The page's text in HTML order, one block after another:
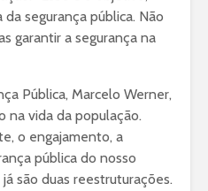
segurança pública. Não
garantir a segurança na
Pública, Marcelo Werner,
na vida da população.
o engajamento, a
pública do nosso
são duas reestruturações.